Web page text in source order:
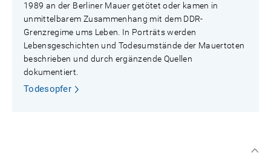
1989 an der Berliner Mauer getötet oder kamen in
unmittelbarem Zusammenhang mit dem DDR-
Grenzregime ums Leben. In Porträts werden
Lebensgeschichten und Todesumstände der Mauertoten
beschrieben und durch ergänzende Quellen
dokumentiert.
Todesopfer